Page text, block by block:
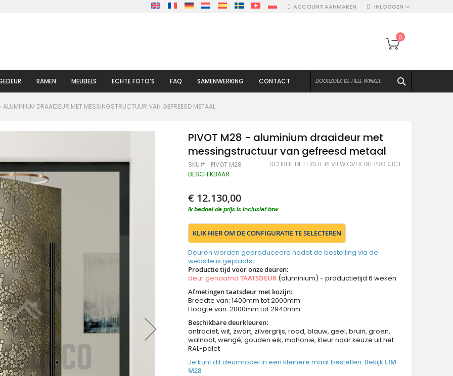
INLOGGEN
ACCOUNT AANMAKEN
Winkelwagen
0
RAMEN MEUBELS ECHTE FOTO’S FAQ SAMENWERKING CONTACT
DRAAIDEUR MET MESSINGSTRUCTUUR VAN GEFREESD METAAL
PIVOT M28 - aluminium draaideur met
messingstructuur van gefreesd metaal
SKU PIVOT M28 SCHRIJF DE EERSTE REVIEW OVER DIT PRODUCT
BESCHIKBAAR
€ 12.130,00
ik bedoel de prijs is inclusief btw
KLIK HIER OM DE CONFIGURATIE TE SELECTEREN
Deuren worden geproduceerd nadat de bestelling via de
website is geplaatst.
Productie tijd voor onze deuren:
deur genaamdTAATSDEUR (aluminium) - productietijd 6 weken
Afmetingen taatsdeur met kozijn:
Breedte van: 1400mm tot 2000mm
Hoogte van: 2000mm tot 2940mm
Beschikbare deurkleuren:
antraciet, wit, zwart, zilvergrijs, rood, blauw, geel, bruin, groen,
walnoot, wengé, gouden eik, mahonie, kleur naar keuze uit het
RAL-palet
Je kunt dit deurmodel in een kleinere maat bestellen. Bekijk LIM
M28